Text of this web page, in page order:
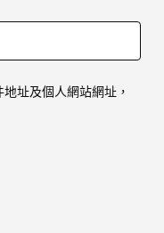
址及個人網站網址，